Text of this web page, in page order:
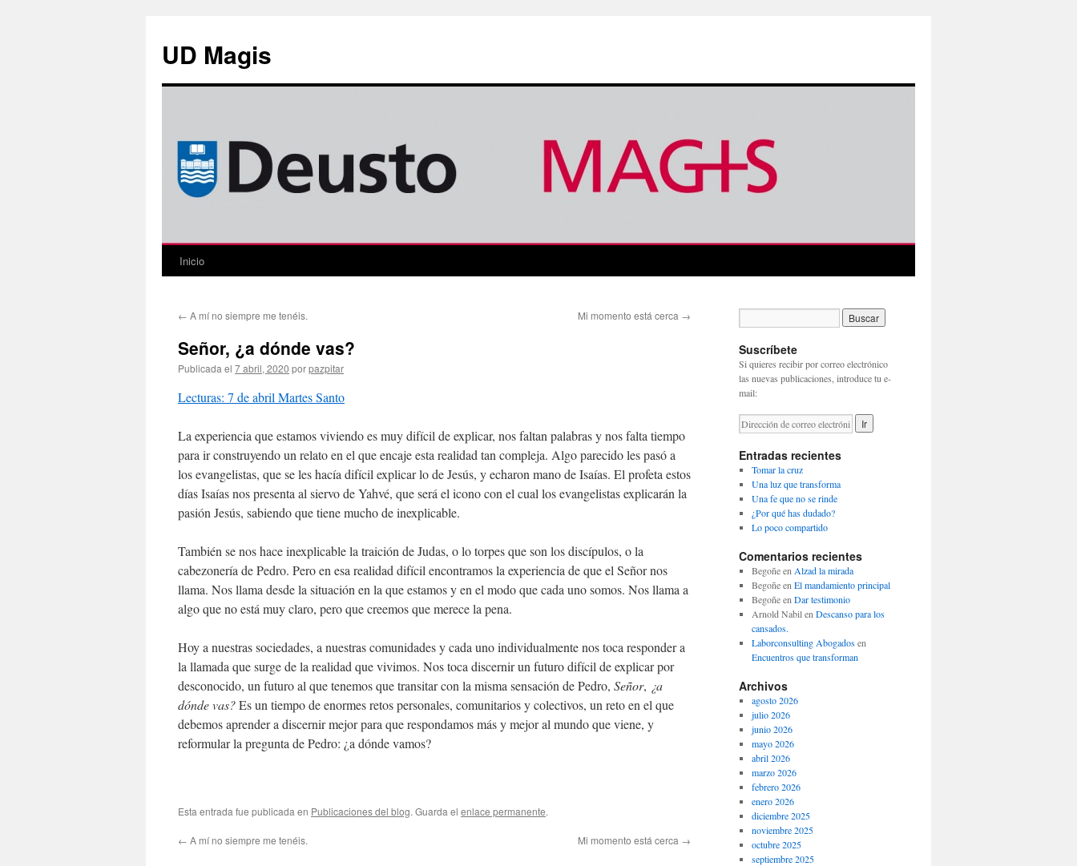
contenido
UD Magis
Inicio
← A mí no siempre me tenéis. Mi momento está cerca →
Señor, ¿a dónde vas?
Publicada el 7 abril, 2020 porpazpitar
Lecturas: 7 de abril Martes Santo
La experiencia que estamos viviendo es muy difícil de explicar, nos faltan palabras y nos falta tiempo
para ir construyendo un relato en el que encaje esta realidad tan compleja. Algo parecido les pasó a
los evangelistas, que se les hacía difícil explicar lo de Jesús, y echaron mano de Isaías. El profeta estos
días Isaías nos presenta al siervo de Yahvé, que será el icono con el cual los evangelistas explicarán la
pasión Jesús, sabiendo que tiene mucho de inexplicable.
También se nos hace inexplicable la traición de Judas, o lo torpes que son los discípulos, o la
cabezonería de Pedro. Pero en esa realidad difícil encontramos la experiencia de que el Señor nos
llama. Nos llama desde la situación en la que estamos y en el modo que cada uno somos. Nos llama a
algo que no está muy claro, pero que creemos que merece la pena.
Hoy a nuestras sociedades, a nuestras comunidades y cada uno individualmente nos toca responder a
la llamada que surge de la realidad que vivimos. Nos toca discernir un futuro difícil de explicar por
desconocido, un futuro al que tenemos que transitar con la misma sensación de Pedro, Señor, ¿a
dónde vas?Es un tiempo de enormes retos personales, comunitarios y colectivos, un reto en el que
debemos aprender a discernir mejor para que respondamos más y mejor al mundo que viene, y
reformular la pregunta de Pedro: ¿a dónde vamos?
Esta entrada fue publicada en Publicaciones del blog. Guarda el enlace permanente.
← A mí no siempre me tenéis. Mi momento está cerca →
Suscríbete
Si quieres recibir por correo electrónico
las nuevas publicaciones, introduce tu e-
mail:
Entradas recientes
Tomar la cruz
Una luz que transforma
Una fe que no se rinde
¿Por qué has dudado?
Lo poco compartido
Comentarios recientes
Begoñeen Alzad la mirada
Begoñeen El mandamiento principal
Begoñeen Dar testimonio
Arnold Nabilen Descanso para los
cansados.
Laborconsulting Abogadosen
Encuentros que transforman
Archivos
agosto 2026
julio 2026
junio 2026
mayo 2026
abril 2026
marzo 2026
febrero 2026
enero 2026
diciembre 2025
noviembre 2025
octubre 2025
septiembre 2025